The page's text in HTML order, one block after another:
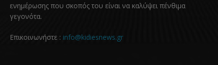
ενημέρωσης που σκοπός του είναι να καλύψει πένθιμα
γεγονότα.
Επικοινωνήστε : info@kidiesnews.gr